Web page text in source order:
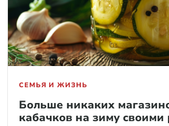
СЕМЬЯ И ЖИЗНЬ
Больше никаких
кабачков на зиму своими